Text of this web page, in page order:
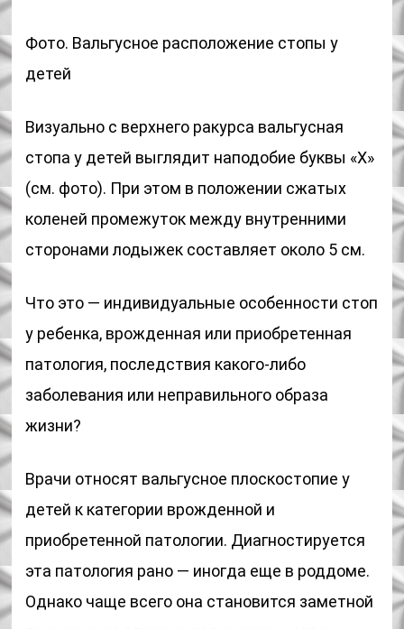
Фото. Вальгусное расположение стопы у
детей
Визуально с верхнего ракурса вальгусная
стопа у детей выглядит наподобие буквы «Х»
(см. фото). При этом в положении сжатых
коленей промежуток между внутренними
сторонами лодыжек составляет около 5 см.
Что это — индивидуальные особенности стоп
у ребенка, врожденная или приобретенная
патология, последствия какого-либо
заболевания или неправильного образа
жизни?
Врачи относят вальгусное плоскостопие у
детей к категории врожденной и
приобретенной патологии. Диагностируется
эта патология рано — иногда еще в роддоме.
Однако чаще всего она становится заметной